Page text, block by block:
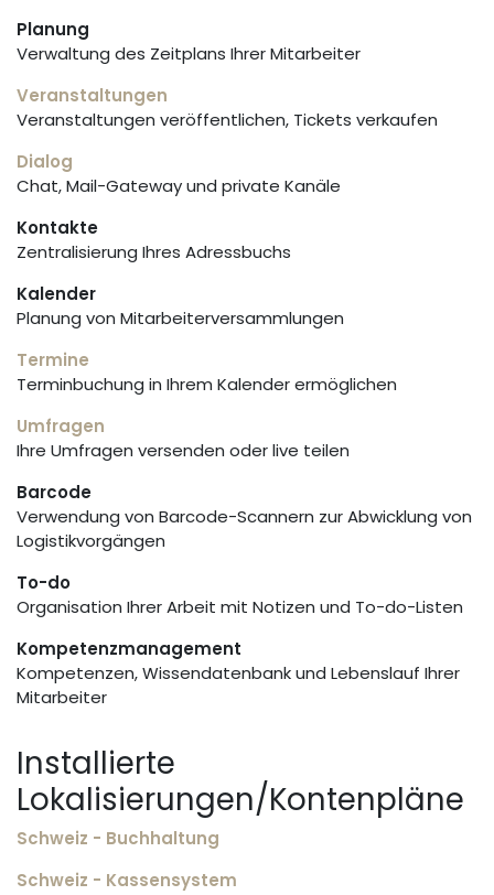
Planung
Verwaltung des Zeitplans Ihrer Mitarbeiter
Veranstaltungen
Veranstaltungen veröffentlichen, Tickets verkaufen
Dialog
Chat, Mail-Gateway und private Kanäle
Kontakte
Zentralisierung Ihres Adressbuchs
Kalender
Planung von Mitarbeiterversammlungen
Termine
Terminbuchung in Ihrem Kalender ermöglichen
Umfragen
Ihre Umfragen versenden oder live teilen
Barcode
Verwendung von Barcode-Scannern zur Abwicklung von
Logistikvorgängen
To-do
Organisation Ihrer Arbeit mit Notizen und To-do-Listen
Kompetenzmanagement
Kompetenzen, Wissendatenbank und Lebenslauf Ihrer
Mitarbeiter
Installierte
Lokalisierungen/Kontenpläne
Schweiz - Buchhaltung
Schweiz - Kassensystem